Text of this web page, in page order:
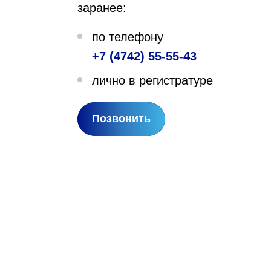
лесничество,
заранее:
по телефону
+7 (4742) 55-55-43
лично в регистратуре
Позвонить